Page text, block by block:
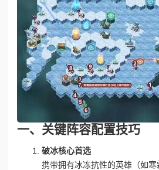
一、关键阵容配置技巧
破冰核心首选
携带拥有冰冻抗性的英雄（如